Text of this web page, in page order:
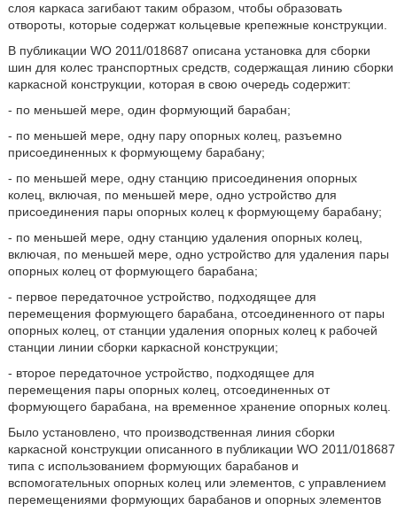
слоя каркаса загибают таким образом, чтобы образовать
отвороты, которые содержат кольцевые крепежные конструкции.
В публикации WO 2011/018687 описана установка для сборки
шин для колес транспортных средств, содержащая линию сборки
каркасной конструкции, которая в свою очередь содержит:
- по меньшей мере, один формующий барабан;
- по меньшей мере, одну пару опорных колец, разъемно
присоединенных к формующему барабану;
- по меньшей мере, одну станцию присоединения опорных
колец, включая, по меньшей мере, одно устройство для
присоединения пары опорных колец к формующему барабану;
- по меньшей мере, одну станцию удаления опорных колец,
включая, по меньшей мере, одно устройство для удаления пары
опорных колец от формующего барабана;
- первое передаточное устройство, подходящее для
перемещения формующего барабана, отсоединенного от пары
опорных колец, от станции удаления опорных колец к рабочей
станции линии сборки каркасной конструкции;
- второе передаточное устройство, подходящее для
перемещения пары опорных колец, отсоединенных от
формующего барабана, на временное хранение опорных колец.
Было установлено, что производственная линия сборки
каркасной конструкции описанного в публикации WO 2011/018687
типа с использованием формующих барабанов и
вспомогательных опорных колец или элементов, с управлением
перемещениями формующих барабанов и опорных элементов